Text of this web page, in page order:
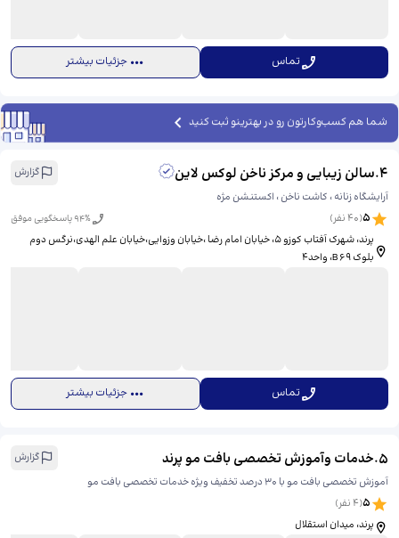
تماس جزئیات بیشتر
شما هم کسب‌وکارتون رو در بهترینو ثبت کنید
4
.سالن زیبایی و مرکز ناخن لوکس‌ لاین
گزارش
آرایشگاه زنانه ، کاشت ناخن ، اکستنشن مژه
5
(
40نفر) 94% پاسخگویی موفق
پرند، شهرک آفتاب کوزو 5، خیابان امام رضا ،خیابان وزوایی،خیابان علم الهدی،نرگس دوم
بلوک B ۶۹، واحد۴
تماس جزئیات بیشتر
5
.خدمات وآموزش تخصصی بافت مو پرند
گزارش
آموزش تخصصی بافت مو با ۳۰ درصد تخفیف ویژه خدمات تخصصی بافت مو
5
(
4نفر)
پرند، میدان استقلال